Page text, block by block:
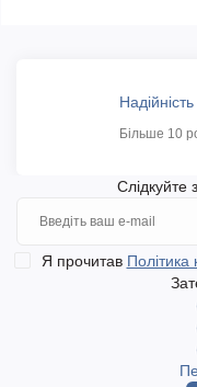
Надійність
Більше 10
Слідкуйте
Я прочитав Політика